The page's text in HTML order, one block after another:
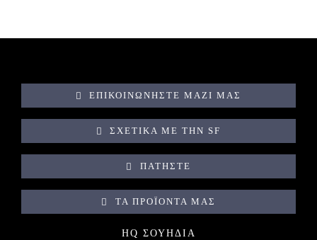
ΕΠΙΚΟΙΝΩΝΉΣΤΕ ΜΑΖΊ ΜΑΣ
ΣΧΕΤΙΚΆ ΜΕ ΤΗΝ SF
ΠΑΤΉΣΤΕ
ΤΑ ΠΡΟΪΌΝΤΑ ΜΑΣ
HQ ΣΟΥΗΔΙΑ